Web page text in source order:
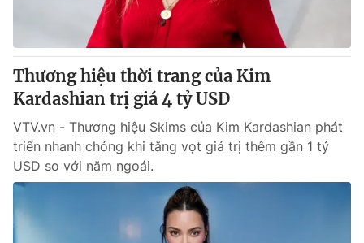
Câu chuyện quốc tế
Thị trường
Góc doanh nghiệp
Dữ liệu và đời sống
Truyền hình
Hậu trường
Nhân vật
Khán giả
Giải trí
Điện ảnh
Âm nhạc
Sao
Đời sống
Du lịch
Giáo dục
Thương hiệu thời trang của Kim
Kardashian trị giá 4 tỷ USD
VTV.vn - Thương hiệu Skims của Kim Kardashian phát
triển nhanh chóng khi tăng vọt giá trị thêm gần 1 tỷ
USD so với năm ngoái.